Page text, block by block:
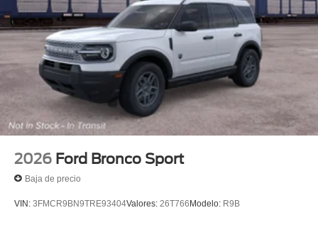
2026 Ford Bronco Sport
Baja de precio
VIN: 3FMCR9BN9TRE93404Valores: 26T766Modelo: R9B